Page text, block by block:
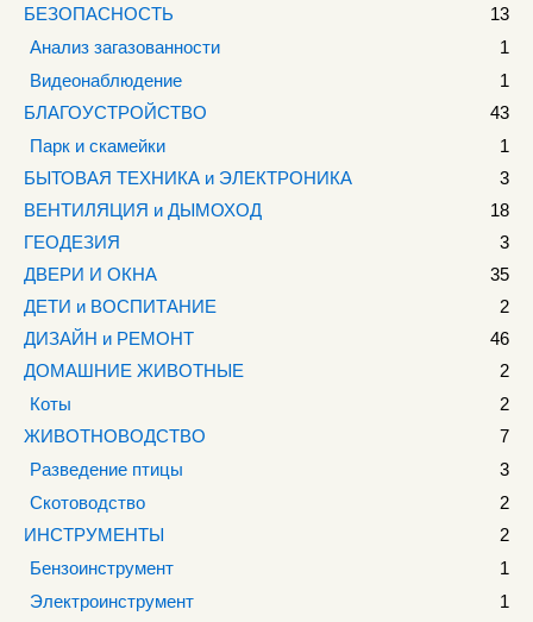
БЕЗОПАСНОСТЬ
13
Анализ загазованности
1
Видеонаблюдение
1
БЛАГОУСТРОЙСТВО
43
Парк и скамейки
1
БЫТОВАЯ ТЕХНИКА и ЭЛЕКТРОНИКА
3
ВЕНТИЛЯЦИЯ и ДЫМОХОД
18
ГЕОДЕЗИЯ
3
ДВЕРИ И ОКНА
35
ДЕТИ и ВОСПИТАНИЕ
2
ДИЗАЙН и РЕМОНТ
46
ДОМАШНИЕ ЖИВОТНЫЕ
2
Коты
2
ЖИВОТНОВОДСТВО
7
Разведение птицы
3
Скотоводство
2
ИНСТРУМЕНТЫ
2
Бензоинструмент
1
Электроинструмент
1